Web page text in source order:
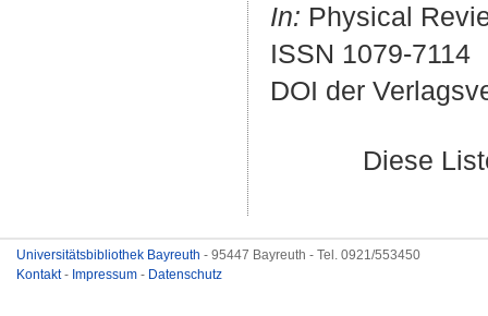
In: Physical
ISSN 1079-7114
DOI der
Diese
Universitätsbibliothek Bayreuth - 95447 Bayreuth - Tel. 0921/553450
Kontakt- Impressum - Datenschutz